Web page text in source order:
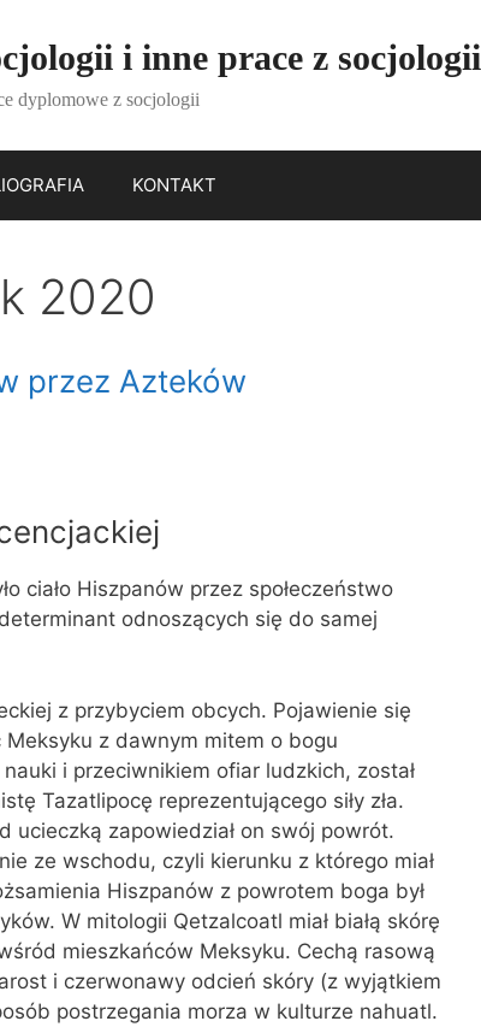
i inne prace z socjologii
dyplomowe z socjologii
KONTAKT
2020
przez Azteków
ciało Hiszpanów przez społeczeństwo
odnoszących się do samej
z przybyciem obcych. Pojawienie się
Meksyku z dawnym mitem o bogu
i przeciwnikiem ofiar ludzkich, został
Tazatlipocę reprezentującego siły zła.
ucieczką zapowiedział on swój powrót.
ze wschodu, czyli kierunku z którego miał
Hiszpanów z powrotem boga był
W mitologii Qetzalcoatl miał białą skórę
mieszkańców Meksyku. Cechą rasową
i czerwonawy odcień skóry (z wyjątkiem
postrzegania morza w kulturze nahuatl.